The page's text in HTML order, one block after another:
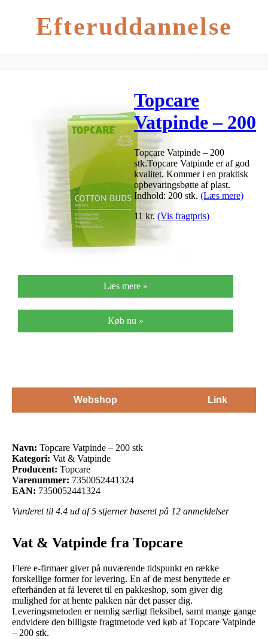
Efteruddannelse
Topcare
Vatpinde – 200
stk
Topcare Vatpinde – 200
stk.Topcare Vatpinde er af god
kvalitet. Kommer i en praktisk
opbevaringsbøtte af plast.
Indhold: 200 stk. (Læs mere)
11 kr. (Vis fragtpris)
Læs mere »
Køb nu »
Webshop Link
Navn: Topcare Vatpinde – 200 stk
Kategori: Vat & Vatpinde
Producent: Topcare
Varenummer: 7350052441324
EAN: 7350052441324
Vurderet til 4.4 ud af 5 stjerner baseret på 12 anmeldelser
Vat & Vatpinde fra Topcare
Flere e-firmaer giver på nuværende tidspunkt en række
forskellige former for levering. En af de mest benyttede er
efterhånden at få leveret til en pakkeshop, som giver dig
mulighed for at hente pakken når det passer dig.
Leveringsmetoden er nemlig særligt fleksibel, samt mange gange
endvidere den billigste fragtmetode ved køb af Topcare Vatpinde
– 200 stk.